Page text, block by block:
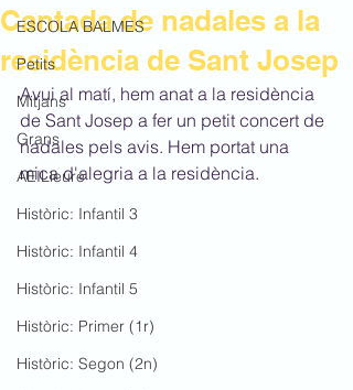
ESCOLA BALMES
Petits
Mitjans
Grans
AEILleure
Històric: Infantil 3
Històric: Infantil 4
Històric: Infantil 5
Històric: Primer (1r)
Històric: Segon (2n)
Cantada de nadales a la
residència de Sant Josep
Avui al matí, hem anat a la residència
de Sant Josep a fer un petit concert de
nadales pels avis. Hem portat una
mica d'alegria a la residència.